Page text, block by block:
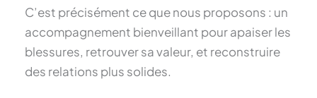
C’est précisément ce que nous proposons : un
accompagnement bienveillant pour apaiser les
blessures, retrouver sa valeur, et reconstruire
des relations plus solides.